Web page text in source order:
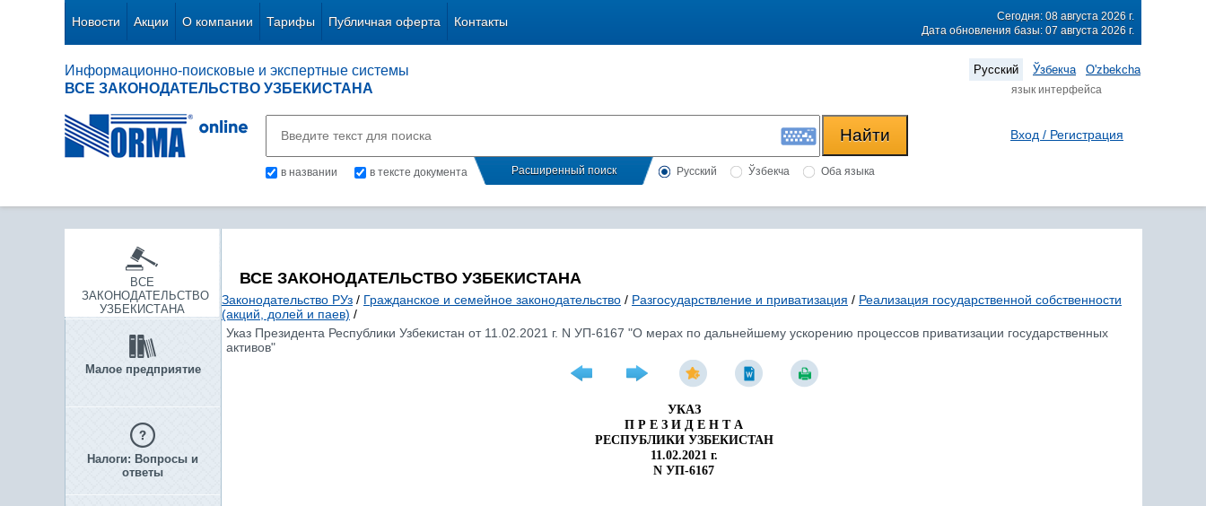
Новости Акции О компании Тарифы Публичная оферта Контакты
Сегодня: 08 августа 2026 г.
Дата обновления базы: 07 августа 2026 г.
Информационно-поисковые и экспертные системы
ВСЕ ЗАКОНОДАТЕЛЬСТВО УЗБЕКИСТАНА
Русский Ўзбекча O'zbekcha
язык интерфейса
в названии в тексте документа Расширенный поиск Русский Ўзбекча Оба языка
Вход / Регистрация
ВСЕ
ЗАКОНОДАТЕЛЬСТВО
УЗБЕКИСТАНА
Малое предприятие
Налоги: Вопросы и
ответы
ВСЕ ЗАКОНОДАТЕЛЬСТВО УЗБЕКИСТАНА
Законодательство РУз / Гражданское и семейное законодательство / Разгосударствление и приватизация / Реализация государственной собственности
(акций, долей и паев) /
Указ Президента Республики Узбекистан от 11.02.2021 г. N УП-6167 "О мерах по дальнейшему ускорению процессов приватизации государственных
активов"
УКАЗ
П Р Е З И Д Е Н Т А
РЕСПУБЛИКИ УЗБЕКИСТАН
11.02.2021 г.
N УП-6167